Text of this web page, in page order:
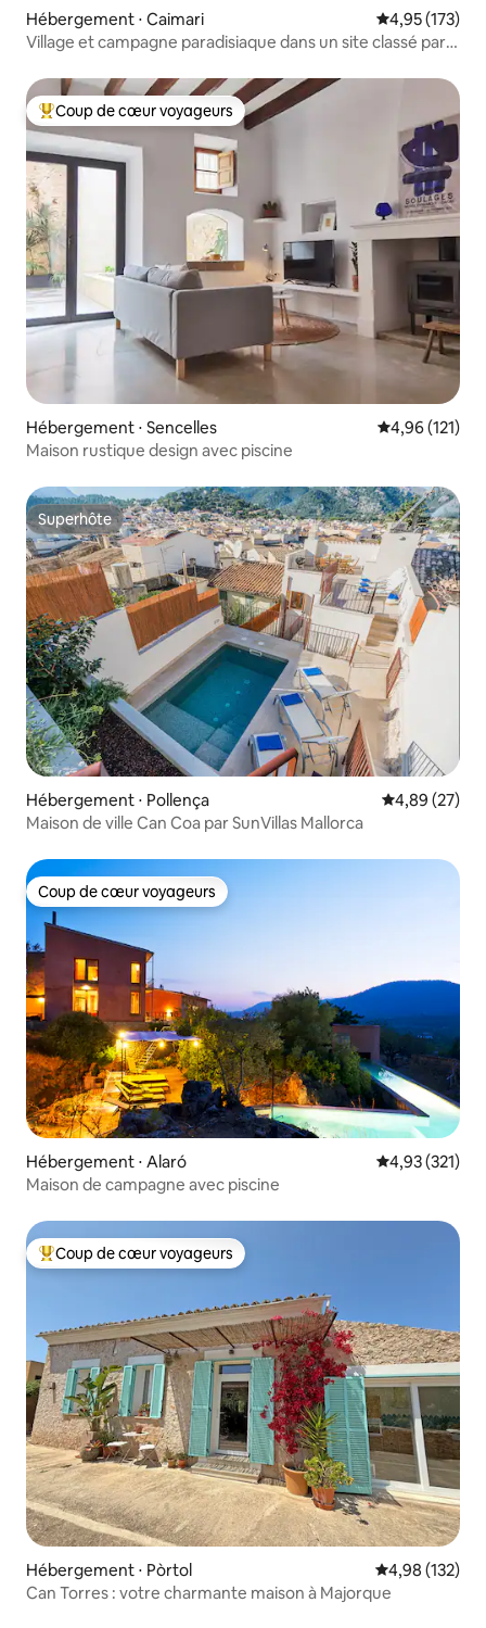
Hébergement ⋅ Caimari Évaluation
4,95 (173)
Village et campagne paradisiaque dans un site classé par
Coups de cœur voyageurs les plus appréciés
Coup de cœur voyageurs
Hébergement ⋅ Sencelles Évaluation
4,96 (121)
Maison rustique design avec piscine
Superhôte
Superhôte
Hébergement ⋅ Pollença Évaluation
4,89 (27)
Maison de ville Can Coa par SunVillas Mallorca
Coup de cœur voyageurs
Coup de cœur voyageurs
Hébergement ⋅ Alaró Évaluation
4,93 (321)
Maison de campagne avec piscine
Coups de cœur voyageurs les plus appréciés
Coup de cœur voyageurs
Hébergement ⋅ Pòrtol Évaluation
4,98 (132)
Can Torres : votre charmante maison à Majorque